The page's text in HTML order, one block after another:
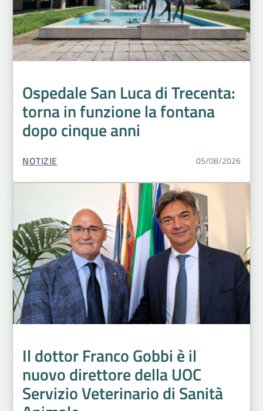
Ospedale San Luca di Trecenta:
torna in funzione la fontana
dopo cinque anni
TIPO CONTENUTO:
NOTIZIE 05/08/2026
Il dottor Franco Gobbi è il
nuovo direttore della UOC
Servizio Veterinario di Sanità